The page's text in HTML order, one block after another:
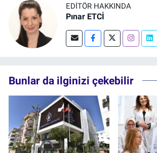
EDITÖR HAKKINDA
Pınar ETCİ
Bunlar da ilginizi çekebilir